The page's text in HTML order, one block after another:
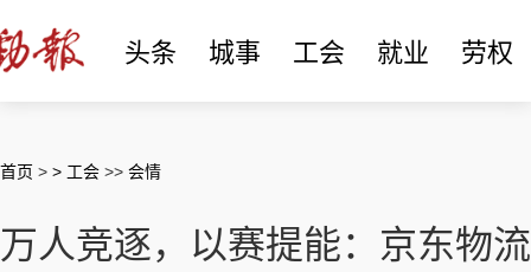
头条 城事 工会 就业 劳权
首页 > > 工会 >> 会情
万人竞逐，以赛提能：京东物